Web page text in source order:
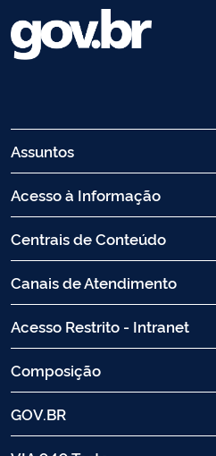
Assuntos
Acesso à Informação
Centrais de Conteúdo
Canais de Atendimento
Acesso Restrito - Intranet
Composição
GOV.BR